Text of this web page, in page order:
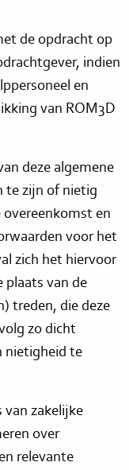
de opdracht op
indien
en
van ROM3D
deze algemene
te zijn of nietig
en
voor het
zich het hiervoor
plaats van de
treden, die deze
zo dicht
nietigheid te
van zakelijke
over
relevante